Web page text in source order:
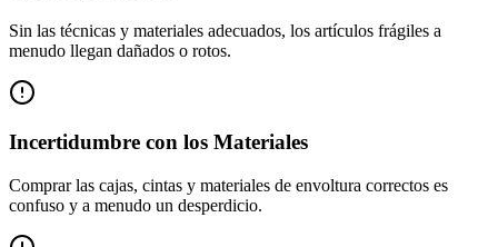
Sin las técnicas y materiales adecuados, los artículos frágiles a
menudo llegan dañados o rotos.
Incertidumbre con los Materiales
Comprar las cajas, cintas y materiales de envoltura correctos es
confuso y a menudo un desperdicio.